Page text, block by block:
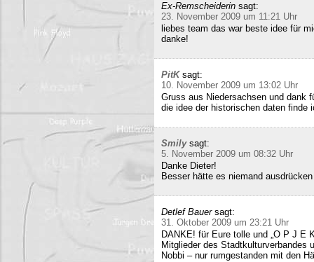
Ex-Remscheiderin sagt:
23. November 2009 um 11:21 Uhr
liebes team das war beste idee für
danke!
PitK sagt:
10. November 2009 um 13:02 Uhr
Gruss aus Niedersachsen und dank
die idee der historischen daten finde
Smily sagt:
5. November 2009 um 08:32 Uhr
Danke Dieter!
Besser hätte es niemand
Detlef Bauer sagt:
31. Oktober 2009 um 23:21 Uhr
DANKE! für Eure tolle und „O P J E
Mitglieder des Stadtkulturverbandes
Nobbi – nur rumgestanden mit den